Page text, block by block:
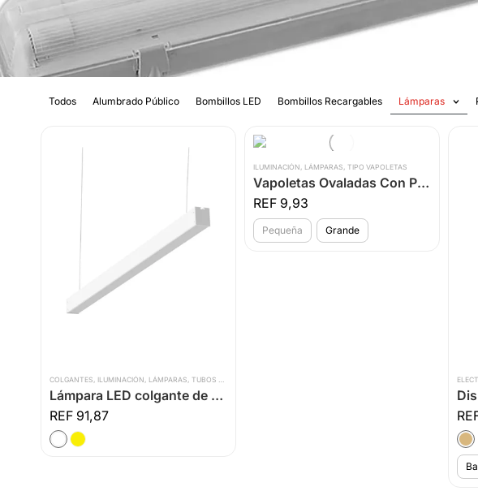
Todos Alumbrado Público Bombillos LED Bombillos Recargables Lámparas
COLGANTES ILUMINACIÓN LÁMPARAS TUBOS LED
Lámpara LED colgante de suspensión 45W
91,87
ILUMINACIÓN , LÁMPARAS , TIPO VAPOLETAS
Vapoletas Ovaladas Con Protector
9,93
Pequeña Grande